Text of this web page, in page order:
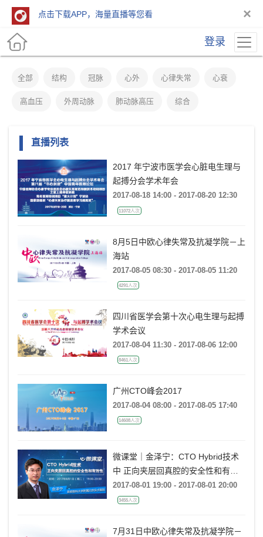
点击下载APP，海量直播等您看 ×
登录
全部 结构 冠脉 心外 心律失常 心衰
高血压 外周动脉 肺动脉高压 综合
直播列表
2017 年宁波市医学会心脏电生理与
起搏分会学术年会
2017-08-18 14:00 - 2017-08-20 12:30
11072人次
8月5日中欧心律失常及抗凝学院－上
海站
2017-08-05 08:30 - 2017-08-05 11:20
4291人次
四川省医学会第十次心电生理与起搏
学术会议
2017-08-04 11:30 - 2017-08-06 12:00
8461人次
广州CTO峰会2017
2017-08-04 08:00 - 2017-08-05 17:40
14608人次
微课堂｜金泽宁：CTO Hybrid技术
中 正向夹层回真腔的安全性和有效
性
2017-08-01 19:00 - 2017-08-01 20:00
3455人次
7月31日中欧心律失常及抗凝学院－